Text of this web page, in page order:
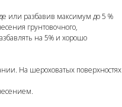
или разбавив максимум до 5 %
грунтовочного,
на 5% и хорошо
На шероховатых поверхностях